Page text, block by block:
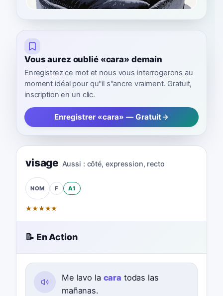
Vous aurez oublié «cara» demain
Enregistrez ce mot et nous vous interrogerons au
moment idéal pour qu''il s''ancre vraiment. Gratuit,
inscription en un clic.
Enregistrer «cara» — Gratuit
visage Aussi : côté, expression, recto
NOM F A1
★★★★★
📝 En Action
Me lavo la cara todas las
mañanas.